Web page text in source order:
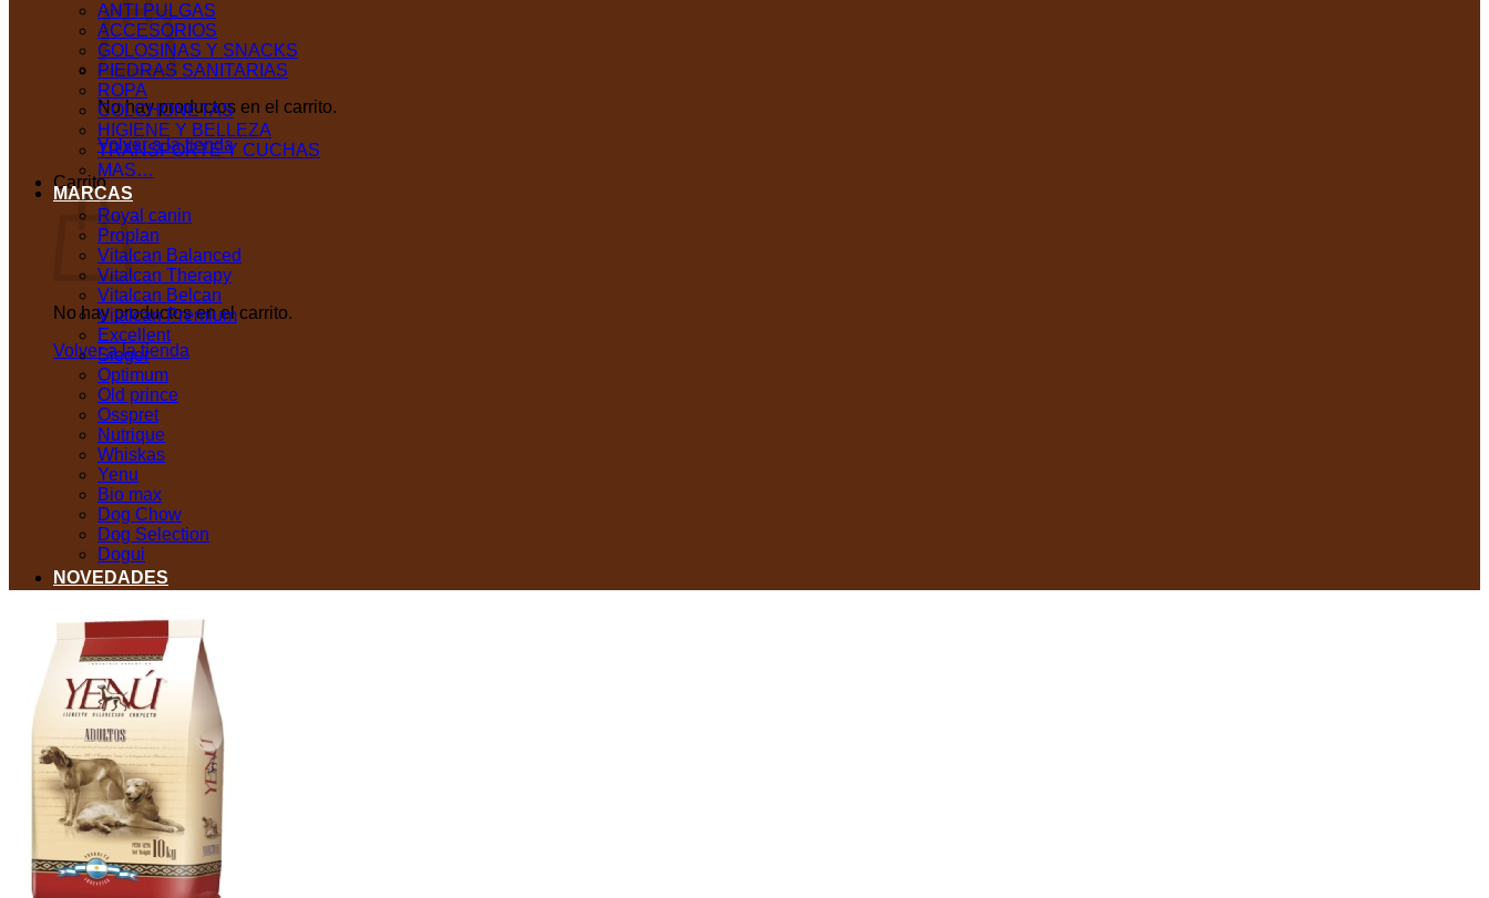
No hay productos en el carrito.
Volver a la tienda
Carrito
No hay productos en el carrito.
Volver a la tienda
ANTI PULGAS
ACCESORIOS
GOLOSINAS Y SNACKS
PIEDRAS SANITARIAS
ROPA
COLCHONETAS
HIGIENE Y BELLEZA
TRANSPORTE Y CUCHAS
MAS…
MARCAS
Royal canin
Proplan
Vitalcan Balanced
Vitalcan Therapy
Vitalcan Belcan
Vitalcan Premium
Excellent
Sieger
Optimum
Old prince
Osspret
Nutrique
Whiskas
Yenu
Bio max
Dog Chow
Dog Selection
Dogui
NOVEDADES